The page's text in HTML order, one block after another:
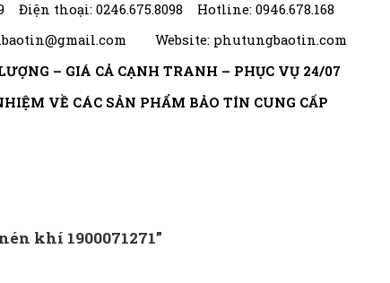
Điện thoại: 0246.675.8098 Hotline: 0946.678.168
Website: phutungbaotin.com
– GIÁ CẢ CẠNH TRANH – PHỤC VỤ 24/07
VỀ CÁC SẢN PHẨM BẢO TÍN CUNG CẤP
khí 1900071271”